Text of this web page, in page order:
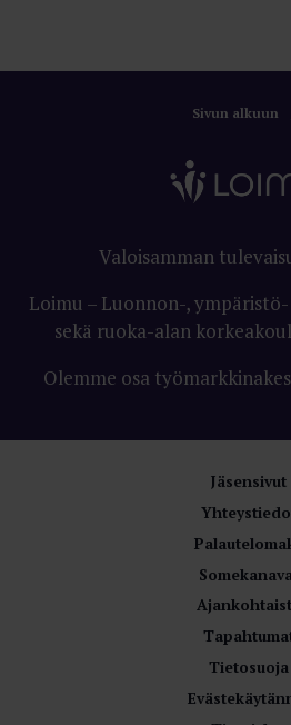
Sivun alkuun
Valoisamman
Loimu – Luonnon-,
sekä ruoka-alan
Olemme osa
Jäsensivut
Tietosuoja